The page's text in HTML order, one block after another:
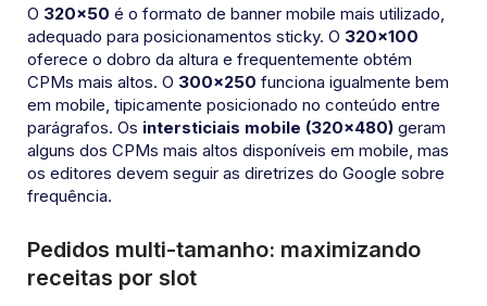
O 320×50 é o formato de banner mobile mais utilizado,
adequado para posicionamentos sticky. O 320×100
oferece o dobro da altura e frequentemente obtém
CPMs mais altos. O 300×250 funciona igualmente bem
em mobile, tipicamente posicionado no conteúdo entre
parágrafos. Os intersticiais mobile (320×480) geram
alguns dos CPMs mais altos disponíveis em mobile, mas
os editores devem seguir as diretrizes do Google sobre
frequência.
Pedidos multi-tamanho: maximizando
receitas por slot